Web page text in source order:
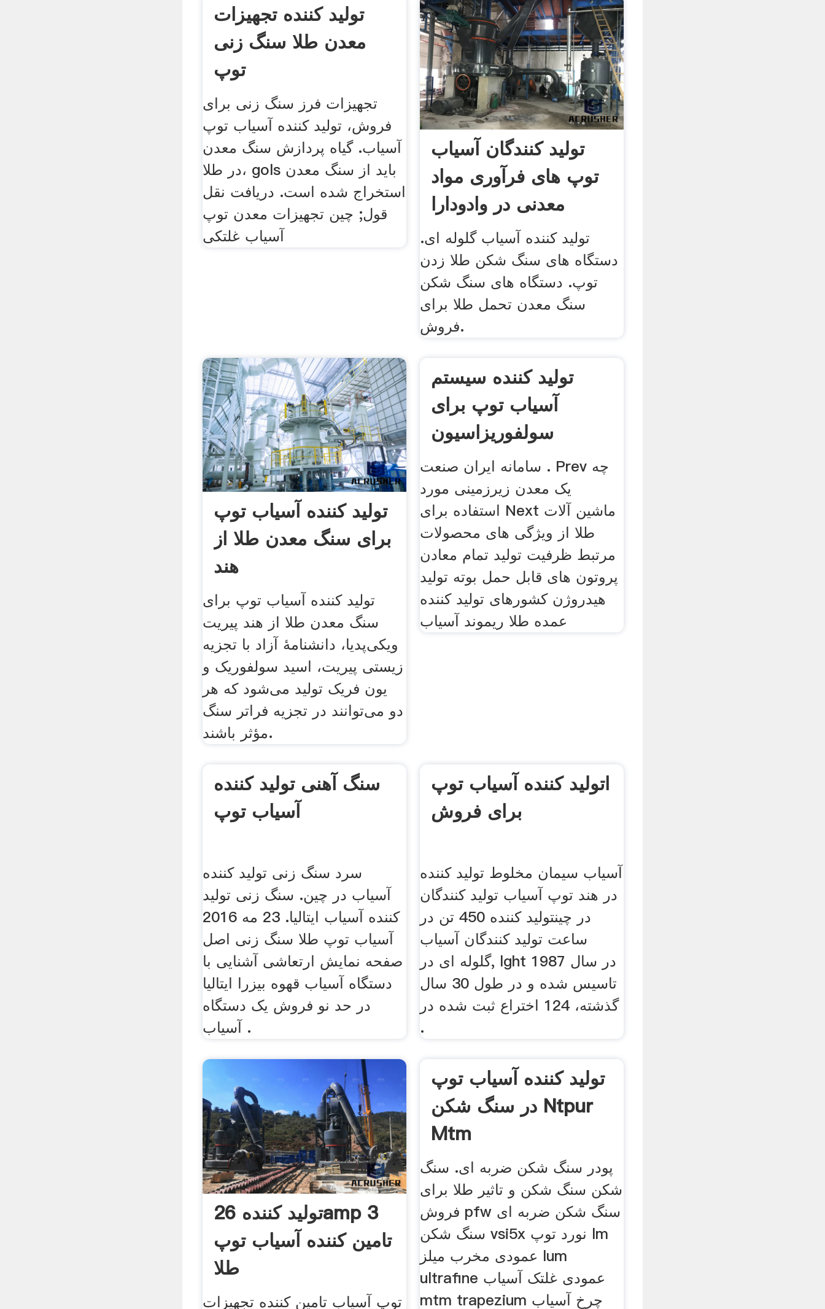
تولید کننده تجهیزات
معدن طلا سنگ زنی
توپ
تجهیزات فرز سنگ زنی برای
فروش، تولید کننده آسیاب توپ
آسیاب. گیاه پردازش سنگ معدن
در طلا، gols باید از سنگ معدن
استخراج شده است. دریافت نقل
قول; چین تجهیزات معدن توپ
آسیاب غلتکی
تولید کنندگان آسیاب
توپ های فرآوری مواد
معدنی در وادودارا
تولید کننده آسیاب گلوله ای.
دستگاه های سنگ شکن طلا زدن
توپ. دستگاه های سنگ شکن
سنگ معدن تحمل طلا برای
فروش.
تولید کننده آسیاب توپ
برای سنگ معدن طلا از
هند
تولید کننده آسیاب توپ برای
سنگ معدن طلا از هند پیریت
ویکی‌پدیا، دانشنامهٔ آزاد با تجزیه
زیستی پیریت، اسید سولفوریک و
یون فریک تولید می‌شود که هر
دو می‌توانند در تجزیه فراتر سنگ
مؤثر باشند.
تولید کننده سیستم
آسیاب توپ برای
سولفوریزاسیون
گازسوز در
سامانه ایران صنعت . Prev چه
یک معدن زیرزمینی مورد
استفاده برای Next ماشین آلات
طلا از ویژگی های محصولات
مرتبط ظرفیت تولید تمام معادن
پروتون های قابل حمل بوته تولید
هیدروژن کشورهای تولید کننده
عمده طلا ریموند آسیاب
سنگ آهنی تولید کننده
آسیاب توپ
سرد سنگ زنی تولید کننده
آسیاب در چین. سنگ زنی تولید
کننده آسیاب ایتالیا. 23 مه 2016
آسیاب توپ طلا سنگ زنی اصل
صفحه نمایش ارتعاشی آشنایی با
دستگاه آسیاب قهوه بیزرا ایتالیا
در حد نو فروش یک دستگاه
آسیاب .
اتولید کننده آسیاب توپ
برای فروش
آسیاب سیمان مخلوط تولید کننده
در هند توپ آسیاب تولید کنندگان
در چینتولید کننده 450 تن در
ساعت تولید کنندگان آسیاب
گلوله ای در, lght در سال 1987
تاسیس شده و در طول 30 سال
گذشته، 124 اختراع ثبت شده در
.
تولید کننده 26amp 3
تامین کننده آسیاب توپ
طلا
توپ آسیاب تامین کننده تجهیزات
تولید کننده آسیاب توپ
در سنگ شکن Ntpur
Mtm
پودر سنگ شکن ضربه ای. سنگ
شکن سنگ شکن و تاثیر طلا برای
فروش pfw سنگ شکن ضربه ای
سنگ شکن vsi5x نورد توپ lm
عمودی مخرب میلز lum
ultrafine عمودی غلتک آسیاب
mtm trapezium چرخ آسیاب